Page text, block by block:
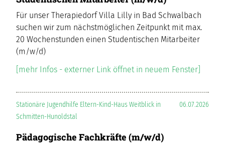
Für unser Therapiedorf Villa Lilly in Bad Schwalbach
suchen wir zum nächstmöglichen Zeitpunkt mit max.
20 Wochenstunden einen Studentischen Mitarbeiter
(m/w/d)
[mehr Infos - externer Link öffnet in neuem Fenster]
06.07.2026
Stationäre Jugendhilfe Eltern-Kind-Haus Weitblick in
Schmitten-Hunoldstal
Pädagogische Fachkräfte (m/w/d)